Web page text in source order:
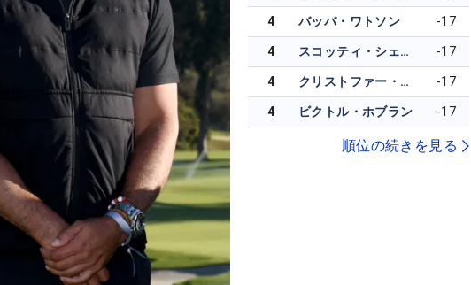
4 バッバ・ワトソン -17
4 スコッティ・シェフラー -17
4 クリストファー・ヴェンチュラ -17
4 ビクトル・ホブラン -17
順位の続きを見る